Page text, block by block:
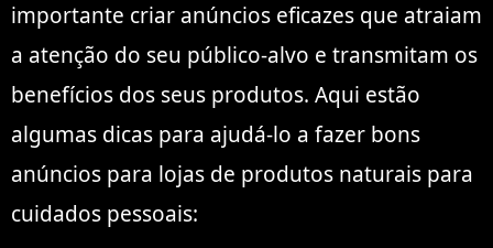
importante criar anúncios eficazes que atraiam
a atenção do seu público-alvo e transmitam os
benefícios dos seus produtos. Aqui estão
algumas dicas para ajudá-lo a fazer bons
anúncios para lojas de produtos naturais para
cuidados pessoais: